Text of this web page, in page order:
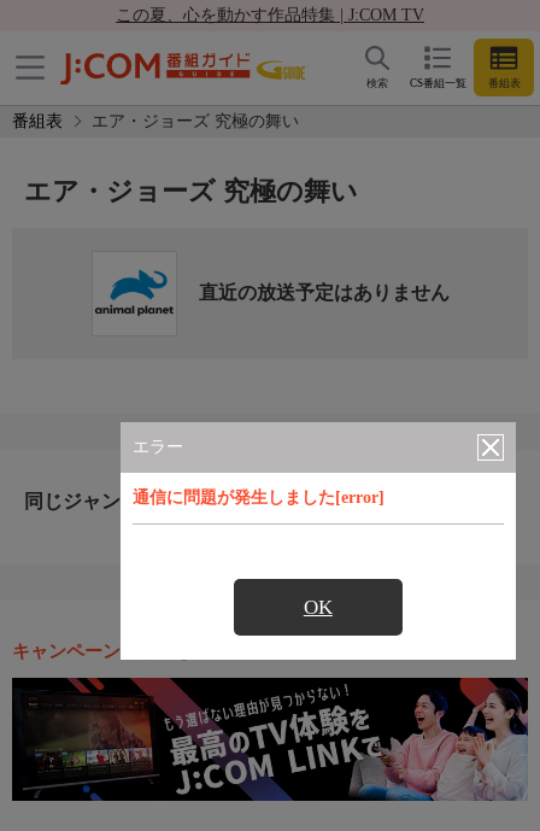
この夏、心を動かす作品特集 | J:COM TV
CS番組一覧 番組表
検索
番組表 エア・ジョーズ 究極の舞い
エラー
通信に問題が発生しました[error]
OK
エア・ジョーズ 究極の舞い
直近の放送予定はありません
同じジャンルのおすすめ番組
キャンペーン・お得な情報